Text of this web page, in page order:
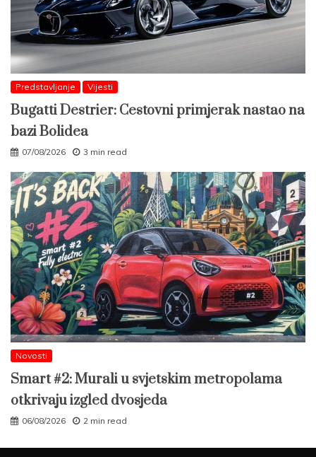
Predstavljanje Vijesti
Bugatti Destrier: Cestovni primjerak nastao na
bazi Bolidea
07/08/2026 3 min read
Novosti
Smart #2: Murali u svjetskim metropolama
otkrivaju izgled dvosjeda
06/08/2026 2 min read